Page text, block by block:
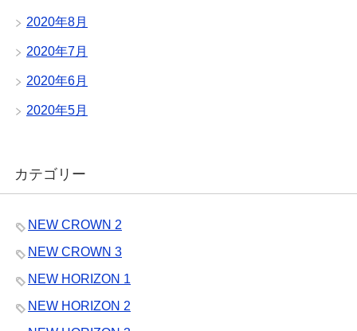
2020年8月
2020年7月
2020年6月
2020年5月
カテゴリー
NEW CROWN 2
NEW CROWN 3
NEW HORIZON 1
NEW HORIZON 2